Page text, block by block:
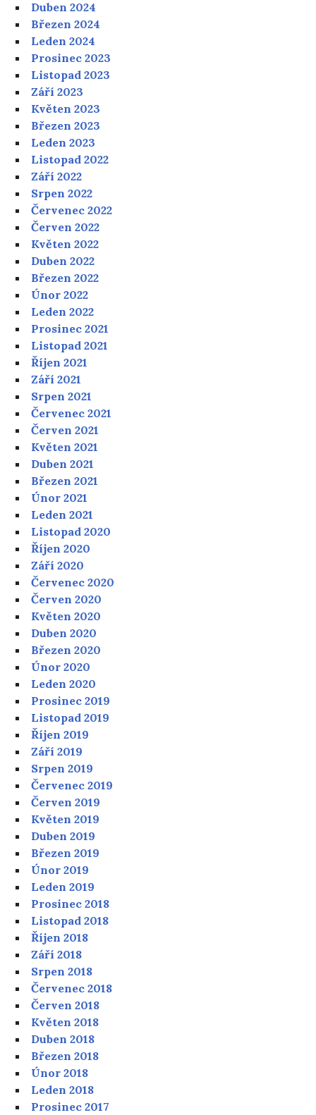
Duben 2024
Březen 2024
Leden 2024
Prosinec 2023
Listopad 2023
Září 2023
Květen 2023
Březen 2023
Leden 2023
Listopad 2022
Září 2022
Srpen 2022
Červenec 2022
Červen 2022
Květen 2022
Duben 2022
Březen 2022
Únor 2022
Leden 2022
Prosinec 2021
Listopad 2021
Říjen 2021
Září 2021
Srpen 2021
Červenec 2021
Červen 2021
Květen 2021
Duben 2021
Březen 2021
Únor 2021
Leden 2021
Listopad 2020
Říjen 2020
Září 2020
Červenec 2020
Červen 2020
Květen 2020
Duben 2020
Březen 2020
Únor 2020
Leden 2020
Prosinec 2019
Listopad 2019
Říjen 2019
Září 2019
Srpen 2019
Červenec 2019
Červen 2019
Květen 2019
Duben 2019
Březen 2019
Únor 2019
Leden 2019
Prosinec 2018
Listopad 2018
Říjen 2018
Září 2018
Srpen 2018
Červenec 2018
Červen 2018
Květen 2018
Duben 2018
Březen 2018
Únor 2018
Leden 2018
Prosinec 2017